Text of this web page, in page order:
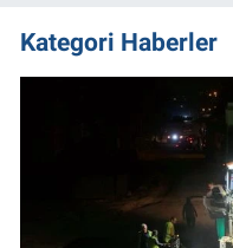
Kategori Haberler